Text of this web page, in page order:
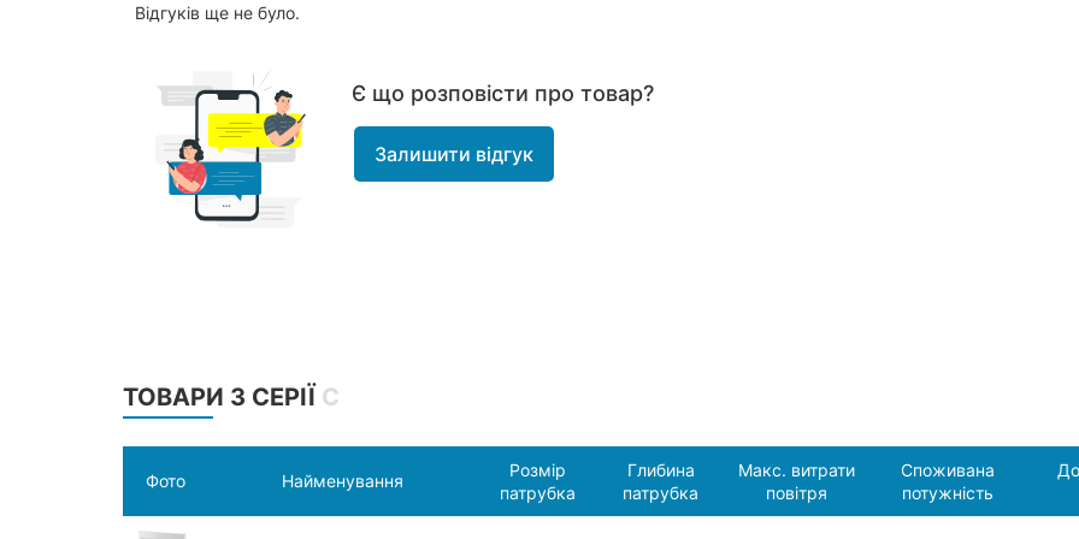
Відгуків ще не було.
Є що розповісти про товар?
Залишити відгук
ТОВАРИ З СЕРІЇ С
Фото Найменування
Розмір
патрубка
Глибина
патрубка
Макс. витрати
повітря
Споживана
потужність